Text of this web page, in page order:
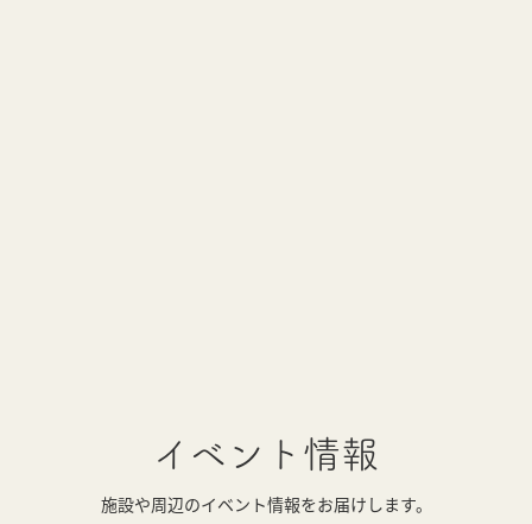
イベント情報
施設や周辺のイベント情報をお届けします。